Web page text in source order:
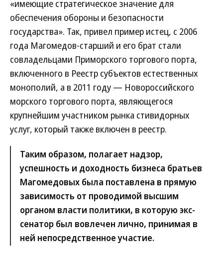
«имеющие стратегическое значение для
обеспечения обороны и безопасности
государства». Так, привел пример истец, с 2006
года Магомедов-старший и его брат стали
совладельцами Приморского торгового порта,
включенного в Реестр субъектов естественных
монополий, а в 2011 году — Новороссийского
морского торгового порта, являющегося
крупнейшим участником рынка стивидорных
услуг, который также включен в реестр.
Таким образом, полагает надзор,
успешность и доходность бизнеса братьев
Магомедовых была поставлена в прямую
зависимость от проводимой высшим
органом власти политики, в которую экс-
сенатор был вовлечен лично, принимая в
ней непосредственное участие.